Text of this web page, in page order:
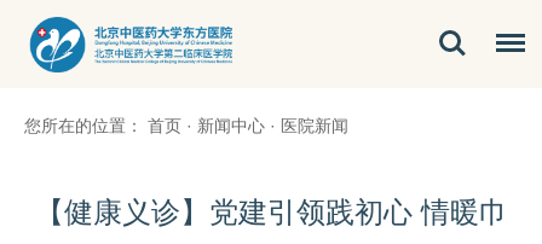
您所在的位置： 首页 · 新闻中心 · 医院新闻
【健康义诊】党建引领践初心 情暖巾